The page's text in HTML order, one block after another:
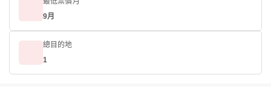
9月
總目的地
1